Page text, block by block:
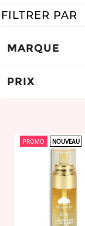
FILTRER PAR
MARQUE
PRIX
PROMO NOUVEAU